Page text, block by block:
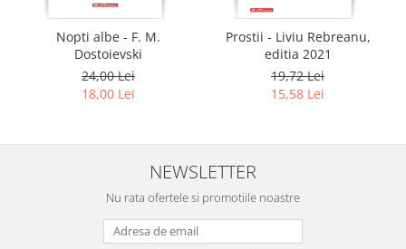
Nopti albe - F. M.
Dostoievski
24,00 Lei
18,00 Lei
Prostii - Liviu Rebreanu,
editia 2021
19,72 Lei
15,58 Lei
NEWSLETTER
Nu rata ofertele si promotiile noastre